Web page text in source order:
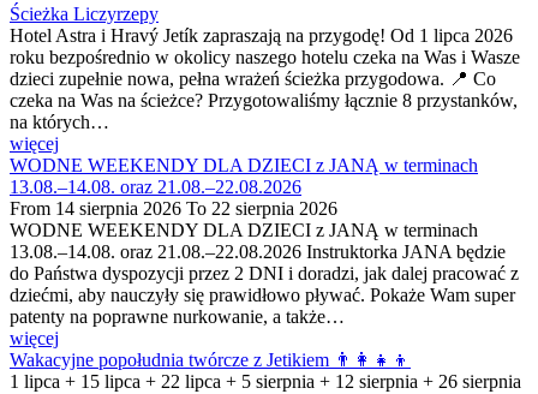
Close
Ścieżka Liczyrzepy
Hotel Astra i Hravý Jetík zapraszają na przygodę! Od 1 lipca 2026
roku bezpośrednio w okolicy naszego hotelu czeka na Was i Wasze
dzieci zupełnie nowa, pełna wrażeń ścieżka przygodowa. 📍 Co
czeka na Was na ścieżce? Przygotowaliśmy łącznie 8 przystanków,
na których…
więcej
WODNE WEEKENDY DLA DZIECI z JANĄ w terminach
13.08.–14.08. oraz 21.08.–22.08.2026
From 14 sierpnia 2026 To 22 sierpnia 2026
WODNE WEEKENDY DLA DZIECI z JANĄ w terminach
13.08.–14.08. oraz 21.08.–22.08.2026 Instruktorka JANA będzie
do Państwa dyspozycji przez 2 DNI i doradzi, jak dalej pracować z
dziećmi, aby nauczyły się prawidłowo pływać. Pokaże Wam super
patenty na poprawne nurkowanie, a także…
więcej
Wakacyjne popołudnia twórcze z Jetikiem 👨‍👩‍👧‍👦
1 lipca + 15 lipca + 22 lipca + 5 sierpnia + 12 sierpnia + 26 sierpnia